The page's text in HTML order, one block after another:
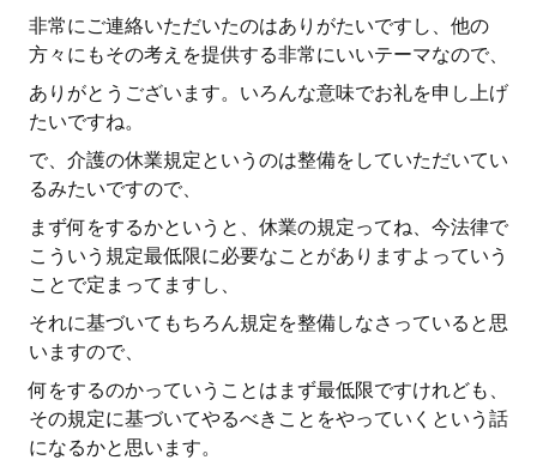
非常にご連絡いただいたのはありがたいですし、他の
方々にもその考えを提供する非常にいいテーマなので、
ありがとうございます。いろんな意味でお礼を申し上げ
たいですね。
で、介護の休業規定というのは整備をしていただいてい
るみたいですので、
まず何をするかというと、休業の規定ってね、今法律で
こういう規定最低限に必要なことがありますよっていう
ことで定まってますし、
それに基づいてもちろん規定を整備しなさっていると思
いますので、
何をするのかっていうことはまず最低限ですけれども、
その規定に基づいてやるべきことをやっていくという話
になるかと思います。